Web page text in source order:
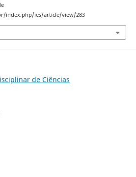
index.php/ies/article/view/283
de Ciências